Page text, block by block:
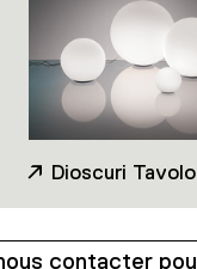
Dioscuri Tavolo
contacter